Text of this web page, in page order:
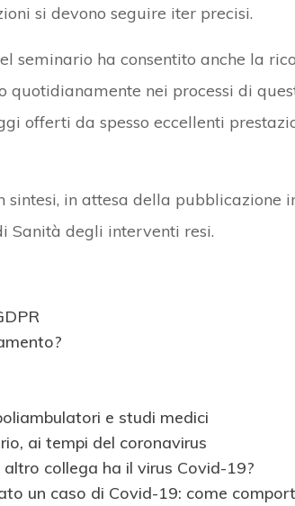
si devono seguire iter precisi.
seminario ha consentito anche la
nei processi di
offerti da spesso eccellenti
in attesa della pubblicazione
Sanità degli interventi resi.
e studi medici
ai tempi del coronavirus
collega ha il virus Covid-19?
un caso di Covid-19: come